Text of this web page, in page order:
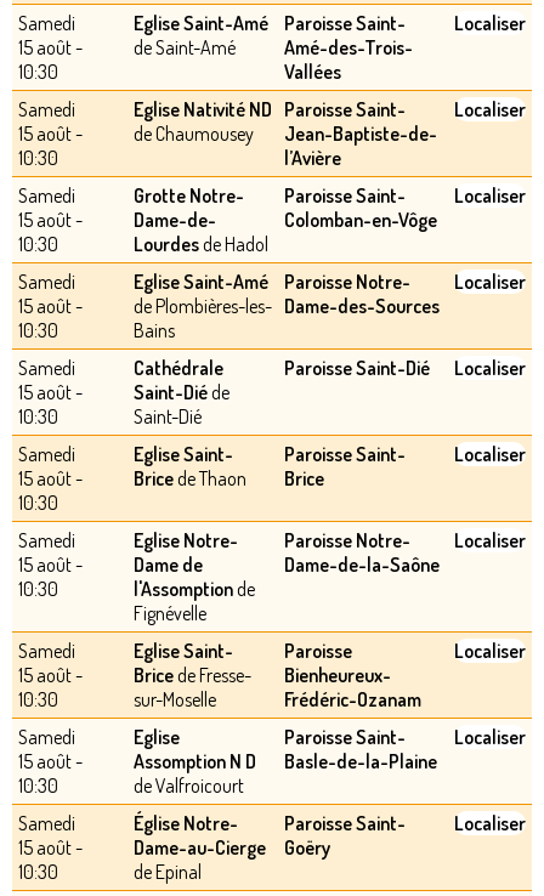
Samedi
15 août -
10:30
Eglise Saint-Amé
de Saint-Amé
Paroisse Saint-
Amé-des-Trois-
Vallées
Localiser
Samedi
15 août -
10:30
Eglise Nativité ND
de Chaumousey
Paroisse Saint-
Jean-Baptiste-de-
l’Avière
Localiser
Samedi
15 août -
10:30
Grotte Notre-
Dame-de-
Lourdesde Hadol
Paroisse Saint-
Colomban-en-Vôge
Localiser
Samedi
15 août -
10:30
Eglise Saint-Amé
de Plombières-les-
Bains
Paroisse Notre-
Dame-des-Sources
Localiser
Samedi
15 août -
10:30
Cathédrale
Saint-Diéde
Saint-Dié
Paroisse Saint-Dié Localiser
Samedi
15 août -
10:30
Eglise Saint-
Bricede Thaon
Paroisse Saint-
Brice
Localiser
Samedi
15 août -
10:30
Eglise Notre-
Dame de
l'Assomptionde
Fignévelle
Paroisse Notre-
Dame-de-la-Saône
Localiser
Samedi
15 août -
10:30
Eglise Saint-
Bricede Fresse-
sur-Moselle
Paroisse
Bienheureux-
Frédéric-Ozanam
Localiser
Samedi
15 août -
10:30
Eglise
Assomption N D
de Valfroicourt
Paroisse Saint-
Basle-de-la-Plaine
Localiser
Samedi
15 août -
10:30
Église Notre-
Dame-au-Cierge
de Epinal
Paroisse Saint-
Goëry
Localiser